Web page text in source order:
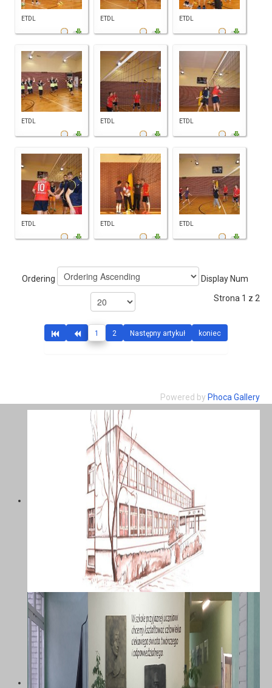
ETDL ETDL ETDL
ETDL ETDL ETDL
ETDL ETDL ETDL
Ordering Display Num
Strona 1 z 2
1 2 Następny artykuł koniec
Powered by Phoca Gallery
SZKOŁA PODSTAWOWA NR 58 Z
ODDZIAŁAMI INTEGRACYJNYMI IM.
MARII DĄBROWSKIEJ W
KATOWICACH